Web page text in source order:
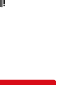
래 등에서의
정보, 거래에 관한 책임은
책임을 지지 않습니다.
합니다.
!